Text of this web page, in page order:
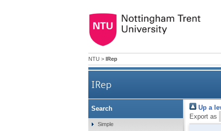
NTU > IRep
IRep
Up a
Export as
Search
Simple